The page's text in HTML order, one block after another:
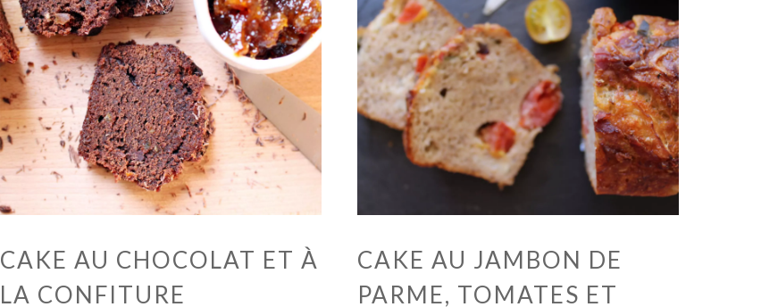
CAKE AU CHOCOLAT ET À
LA CONFITURE
CAKE AU JAMBON DE
PARME, TOMATES ET